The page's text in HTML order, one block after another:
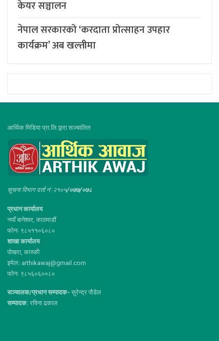
केयर सञ्चालन
नेपाल सरकारको ‘करदाता प्रोत्साहन उपहार
कार्यक्रम’ अब खल्तीमा
आर्थिक मिडिया प्रा.लि.द्वारा सञ्चालित
सूचना विभाग दर्ता नं :२१०५/०७७/०७८
प्रधान कार्यालय
नयाँ बानेश्वर, काठमाडौं
फोनः ९८५११०६०८०
शाखा कार्यालय
पोखरा, कास्की
इमेलः arthikawaj@gmail.com
फोनः ९८५६०६००८०
सञ्चालक/प्रधान सम्पादक- सुरेन्द्र पौडेल
सम्पादक: रविना ढकाल